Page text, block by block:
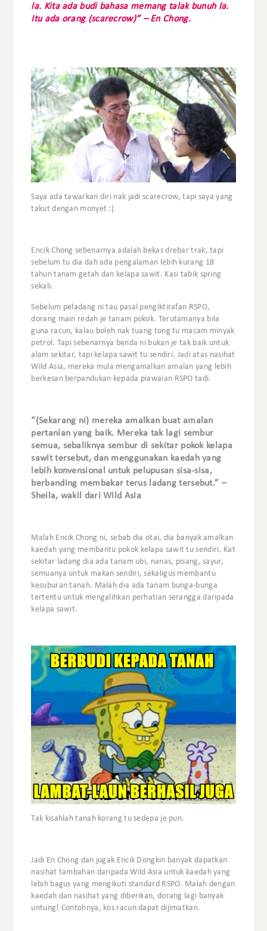
la. Kita ada budi bahasa memang talak bunuh la.
Itu ada orang (scarecrow)” – En Chong.
Saya ada tawarkan diri nak jadi scarecrow, tapi saya yang
takut dengan monyet :(
Encik Chong sebenarnya adalah bekas drebar trak, tapi
sebelum tu dia dah ada pengalaman lebih kurang 18
tahun tanam getah dan kelapa sawit. Kasi tabik spring
sekali.
Sebelum peladang ni tau pasal pengiktirafan RSPO,
dorang main redah je tanam pokok. Terutamanya bila
guna racun, kalau boleh nak tuang tong tu macam minyak
petrol. Tapi sebenarnya benda ni bukan je tak baik untuk
alam sekitar, tapi kelapa sawit tu sendiri. Jadi atas nasihat
Wild Asia, mereka mula mengamalkan amalan yang lebih
berkesan berpandukan kepada piawaian RSPO tadi.
“(Sekarang ni) mereka amalkan buat amalan
pertanian yang baik. Mereka tak lagi sembur
semua, sebaliknya sembur di sekitar pokok kelapa
sawit tersebut, dan menggunakan kaedah yang
lebih konvensional untuk pelupusan sisa-sisa,
berbanding membakar terus ladang tersebut.” –
Sheila, wakil dari Wild Asia
Malah Encik Chong ni, sebab dia otai, dia banyak amalkan
kaedah yang membantu pokok kelapa sawit tu sendiri. Kat
sekitar ladang dia ada tanam ubi, nanas, pisang, sayur,
semuanya untuk makan sendiri, sekaligus membantu
kesuburan tanah. Malah dia ada tanam bunga-bunga
tertentu untuk mengalihkan perhatian serangga daripada
kelapa sawit.
Tak kisahlah tanah korang tu sedepa je pun.
Jadi En Chong dan jugak Encik Dongkin banyak dapatkan
nasihat tambahan daripada Wild Asia untuk kaedah yang
lebih bagus yang mengikuti standard RSPO. Malah dengan
kaedah dan nasihat yang diberikan, dorang lagi banyak
untung! Contohnya, kos racun dapat dijimatkan.